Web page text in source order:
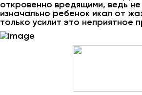
откровенно вредящими, ведь
изначально ребенок икал от
только усилит это неприятное